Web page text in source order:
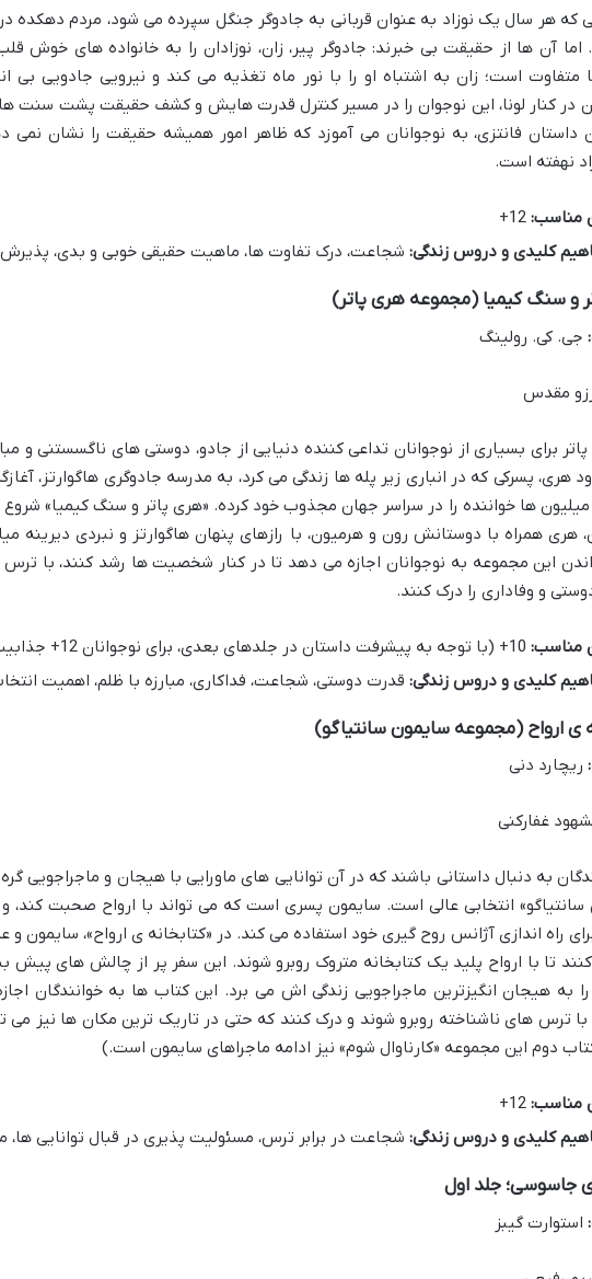
که هر سال یک نوزاد به عنوان قربانی به جادوگر جنگل سپرده می شود، مردم
اما آن ها از حقیقت بی خبرند: جادوگر پیر، زان، نوزادان را به خانواده های خوش
متفاوت است؛ زان به اشتباه او را با نور ماه تغذیه می کند و نیرویی جادویی بی
در کنار لونا، این نوجوان را در مسیر کنترل قدرت هایش و کشف حقیقت پشت سنت
داستان فانتزی، به نوجوانان می آموزد که ظاهر امور همیشه حقیقت را نشان نمی
نهفته است.
مناسب: 12+
کلیدی و دروس زندگی: شجاعت، درک تفاوت ها، ماهیت حقیقی خوبی و بدی،
و سنگ کیمیا (مجموعه هری پاتر)
جی. کی. رولینگ
مقدس
برای بسیاری از نوجوانان تداعی کننده دنیایی از جادو، دوستی های ناگسستنی و
هری، پسرکی که در انباری زیر پله ها زندگی می کرد، به مدرسه جادوگری هاگوارتز،
ها خواننده را در سراسر جهان مجذوب خود کرده. «هری پاتر و سنگ کیمیا»
هری همراه با دوستانش رون و هرمیون، با رازهای پنهان هاگوارتز و نبردی دیرینه
این مجموعه به نوجوانان اجازه می دهد تا در کنار شخصیت ها رشد کنند، با ترس
و وفاداری را درک کنند.
مناسب:
کلیدی و دروس زندگی: قدرت دوستی، شجاعت، فداکاری، مبارزه با ظلم، اهمیت
ی ارواح (مجموعه سایمون سانتیاگو)
ریچارد دنی
غفارکنی
به دنبال داستانی باشند که در آن توانایی های ماورایی با هیجان و ماجراجویی
سانتیاگو» انتخابی عالی است. سایمون پسری است که می تواند با ارواح صحبت کند،
برای راه اندازی آژانس روح گیری خود استفاده می کند. در «کتابخانه ی ارواح»،
تا با ارواح پلید یک کتابخانه متروک روبرو شوند. این سفر پر از چالش های
به هیجان انگیزترین ماجراجویی زندگی اش می برد. این کتاب ها به خوانندگان
با ترس های ناشناخته روبرو شوند و درک کنند که حتی در تاریک ترین مکان ها نیز می
دوم این مجموعه «کارناوال شوم» نیز ادامه ماجراهای سایمون است.)
مناسب: 12+
کلیدی و دروس زندگی: شجاعت در برابر ترس، مسئولیت پذیری در قبال توانایی ها،
جاسوسی؛ جلد اول
استوارت گیبز